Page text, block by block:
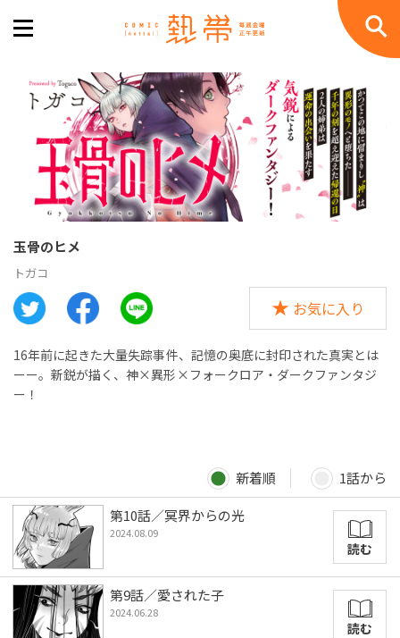
玉骨のヒメ
トガコ
お気に入り
16年前に起きた大量失踪事件、記憶の奥底に封印された真実とは
ーー。新鋭が描く、神×異形×フォークロア・ダークファンタジ
ー！
新着順
1話から
第10話／冥界からの光
2024.08.09
読む
第9話／愛された子
2024.06.28
読む